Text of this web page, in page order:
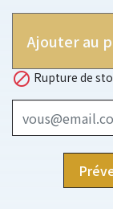
Ajouter au
 Rupture de